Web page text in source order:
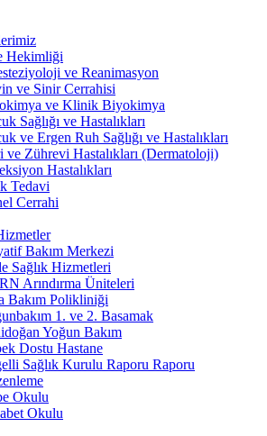
Hekimliği
ve Reanimasyon
ve Sinir Cerrahisi
ve Klinik Biyokimya
Sağlığı ve Hastalıkları
ve Ergen Ruh Sağlığı ve Hastalıkları
ve Zührevi Hastalıkları (Dermatoloji)
Hastalıkları
Tedavi
Cerrahi
Bakım Merkezi
Sağlık Hizmetleri
Arındırma Üniteleri
Bakım Polikliniği
1. ve 2. Basamak
Yoğun Bakım
Dostu Hastane
Sağlık Kurulu Raporu Raporu
Okulu
Okulu